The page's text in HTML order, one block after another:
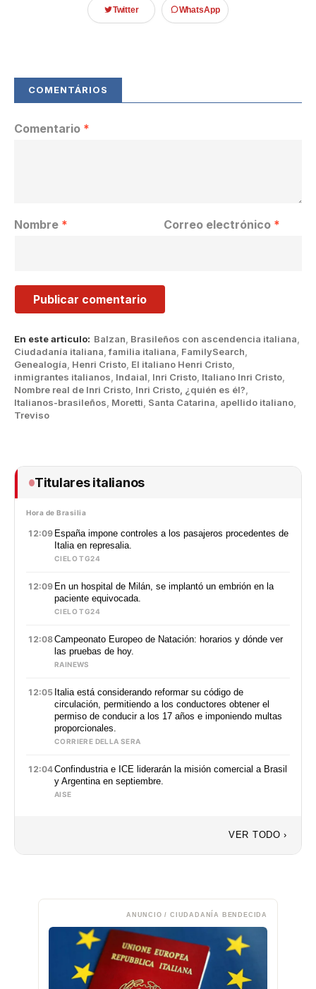
Twitter WhatsApp
En este articulo: Balzan Brasileños con ascendencia italiana
Ciudadanía italiana ,familia italiana FamilySearch
Genealogía Henri Cristo El italiano Henri Cristo
inmigrantes italianos Indaial Inri Cristo Italiano Inri Cristo
Nombre real de Inri Cristo Inri Cristo, ¿quién es él?
Italianos-brasileños Moretti Santa Catarina apellido italiano
Treviso
Comentario *
Nombre * Correo electrónico *
Titulares italianos
Hora de Brasilia
12:09 España impone controles a los pasajeros procedentes de
Italia en represalia.
CIELO TG24
12:09 En un hospital de Milán, se implantó un embrión en la
paciente equivocada.
CIELO TG24
12:08Campeonato Europeo de Natación: horarios y dónde ver
las pruebas de hoy.
RAINEWS
12:05 Italia está considerando reformar su código de
circulación, permitiendo a los conductores obtener el
permiso de conducir a los 17 años e imponiendo multas
proporcionales.
CORRIERE DELLA SERA
12:04Confindustria e ICE liderarán la misión comercial a Brasil
y Argentina en septiembre.
AISE
VER TODO ›
ANUNCIO / CIUDADANÍA BENDECIDA